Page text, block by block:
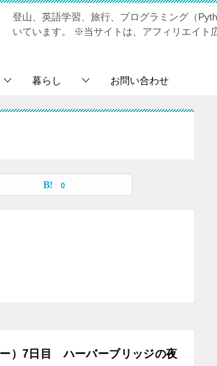
登山、英語学習、旅行、プログラミング（
いています。
※当サイトは、アフィリエイト
暮らし お問い合わせ
0
）7日目 ハーバーブリッジの夜